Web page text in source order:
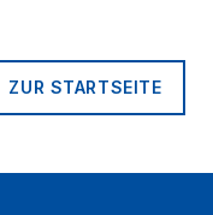
ZUR STARTSEITE